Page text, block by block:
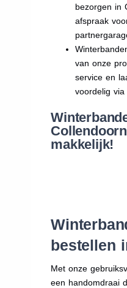
bezorgen in
afspraak
van onze
service en
voordelig
makkelijk!
bestellen
Met onze
een handomdraai